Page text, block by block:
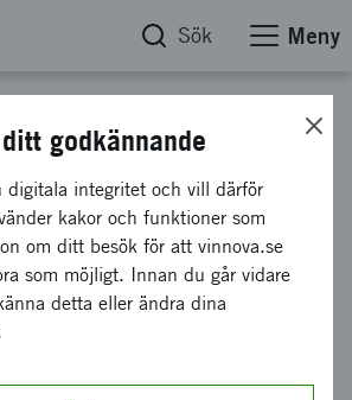
Sök Meny
Ekonomisk
av
av
aktivt kol
godkännande
digitala integritet och vill därför
kakor och funktioner som
om ditt besök för att vinnova.se
som möjligt. Innan du går vidare
detta eller ändra dina